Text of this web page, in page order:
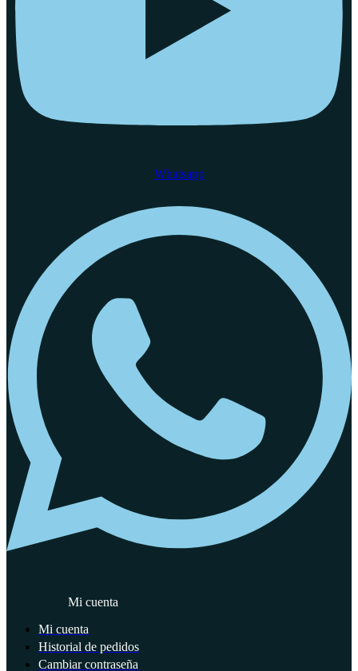
Whatsapp
Mi cuenta
Mi cuenta
Historial de pedidos
Cambiar contraseña